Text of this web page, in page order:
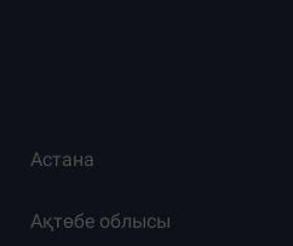
Астана
Ақтөбе облысы